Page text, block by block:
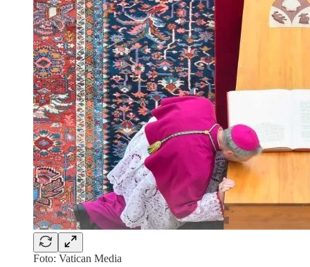
Foto: Vatican Media